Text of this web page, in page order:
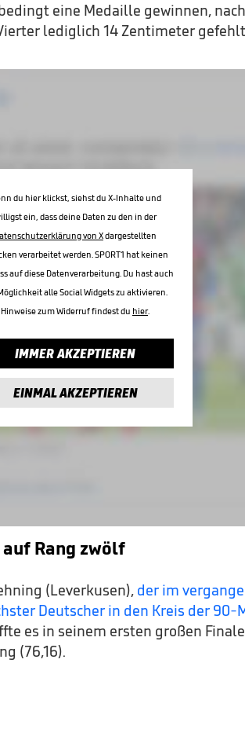
eine Medaille gewinnen,
lediglich 14 Zentimeter
du hier klickst, siehst du X-Inhalte und
ein, dass deine Daten zu den in der
von Xdargestellten
verarbeitet werden. SPORT1 hat keinen
auf diese Datenverarbeitung. Du hast auch
alle Social Widgets zu aktivieren.
Hinweise zum Widerruf findest du hier.
IMMER AKZEPTIEREN
EINMAL AKZEPTIEREN
Rang zwölf
(Leverkusen), der im
Deutscher in den Kreis der 90-
es in seinem ersten großen
(76,16).